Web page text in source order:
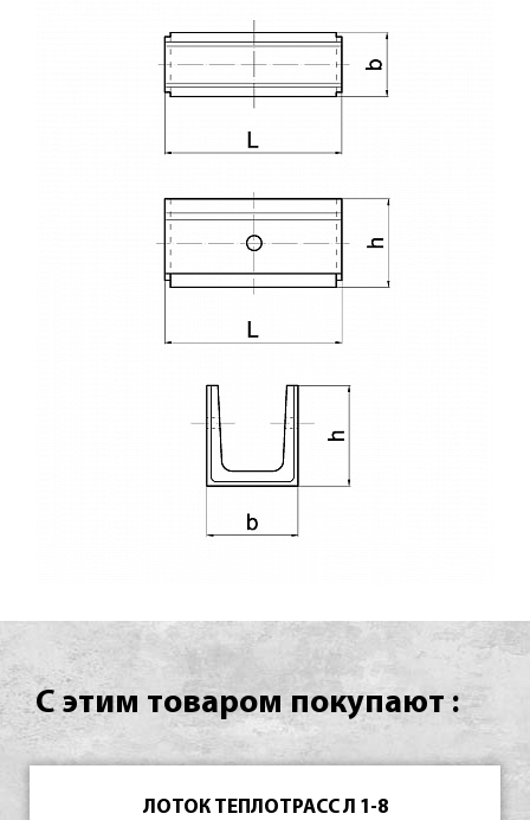
С этим товаром покупают :
ЛОТОК ТЕПЛОТРАСС Л 1-8